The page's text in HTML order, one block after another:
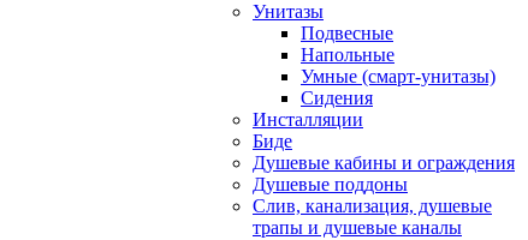
Унитазы
Подвесные
Напольные
Умные (смарт-унитазы)
Сидения
Инсталляции
Биде
Душевые кабины и ограждения
Душевые поддоны
Слив, канализация, душевые
трапы и душевые каналы